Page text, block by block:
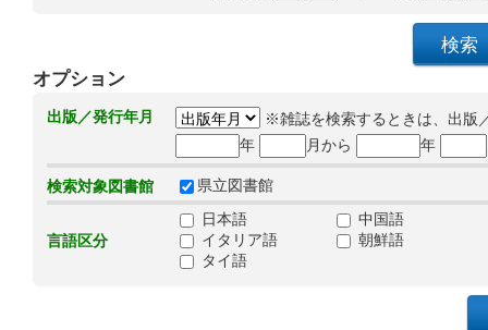
オプション
出版／発行年月
※雑誌を検索するときは、出版
年
月から 年
検索対象図書館 県立図書館
言語区分
日本語
中国語
イタリア語
朝鮮語
タイ語